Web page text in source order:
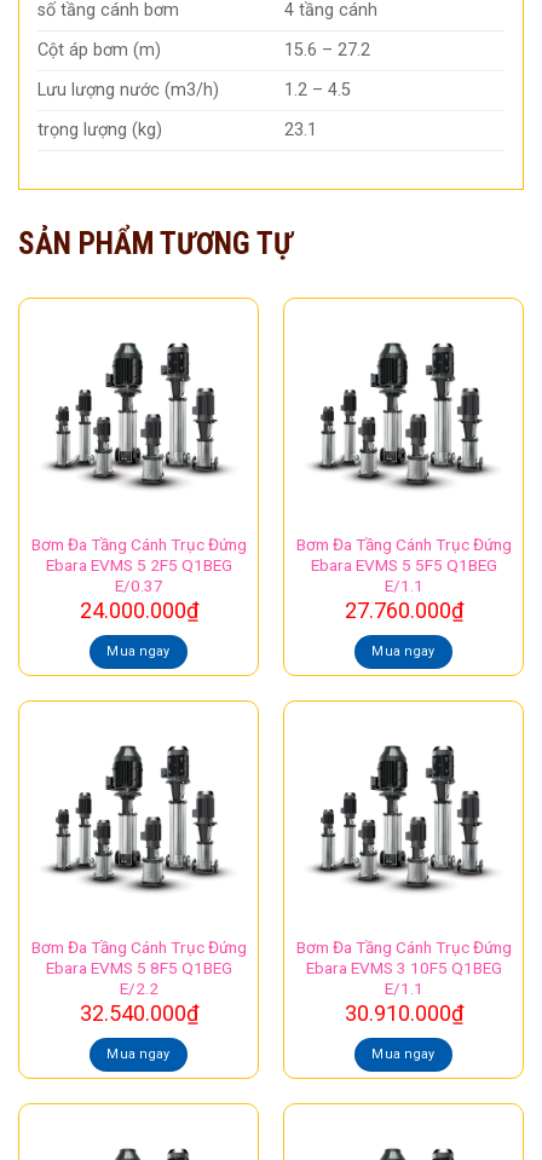
số tầng cánh bơm
4 tầng cánh
Cột áp bơm (m)
15.6 – 27.2
Lưu lượng nước (m3/h)
1.2 – 4.5
trọng lượng (kg)
23.1
SẢN PHẨM TƯƠNG TỰ
Bơm Đa Tầng Cánh Trục Đứng
Ebara EVMS 5 2F5 Q1BEG
E/0.37
24.000.000₫
Mua ngay
Bơm Đa Tầng Cánh Trục Đứng
Ebara EVMS 5 5F5 Q1BEG
E/1.1
27.760.000₫
Mua ngay
Bơm Đa Tầng Cánh Trục Đứng
Ebara EVMS 5 8F5 Q1BEG
E/2.2
32.540.000₫
Mua ngay
Bơm Đa Tầng Cánh Trục Đứng
Ebara EVMS 3 10F5 Q1BEG
E/1.1
30.910.000₫
Mua ngay